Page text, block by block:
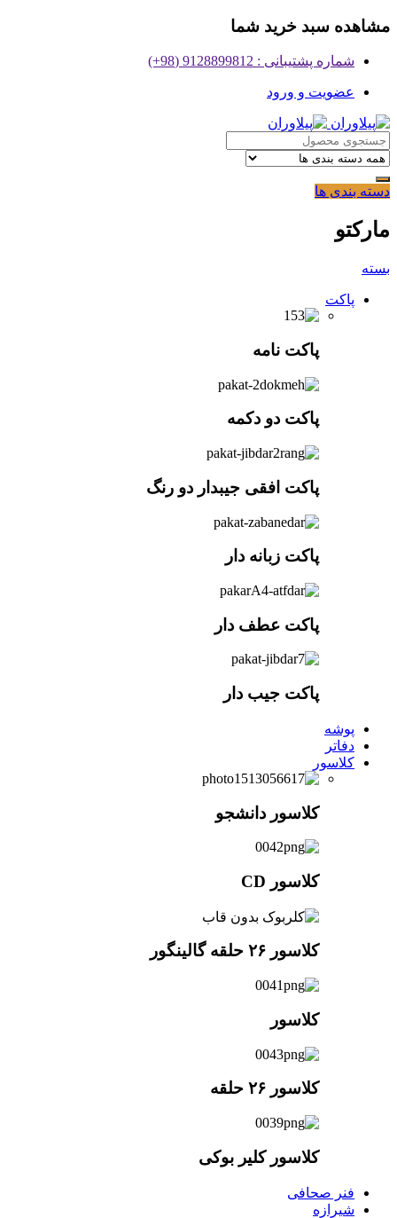
مشاهده سبد خرید شما
شماره پشتیبانی : 9128899812 (98+)
عضویت و ورود
دسته بندی ها
مارکتو
بسته
پاکت
پاکت نامه
پاکت دو دکمه
پاکت افقی جیبدار دو رنگ
پاکت زبانه دار
پاکت عطف دار
پاکت جیب دار
پوشه
دفاتر
کلاسور
کلاسور دانشجو
کلاسور CD
کلاسور ۲۶ حلقه گالینگور
کلاسور
کلاسور ۲۶ حلقه
کلاسور کلیر بوکی
فنر صحافی
شیرازه